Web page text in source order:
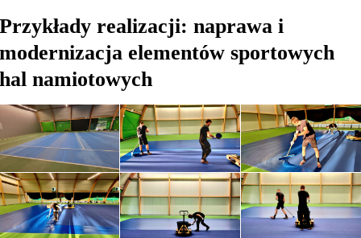
Przykłady realizacji: naprawa i
modernizacja elementów sportowych
hal namiotowych